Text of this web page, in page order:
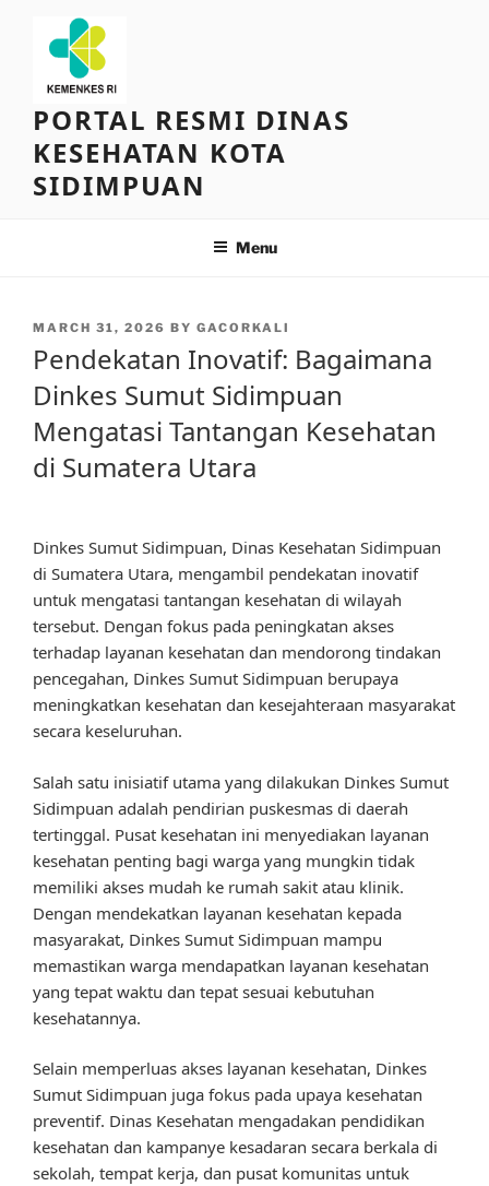
content
PORTAL RESMI DINAS
KESEHATAN KOTA
SIDIMPUAN
Menu
POSTED
MARCH 31, 2026 BY GACORKALI
Pendekatan Inovatif: Bagaimana
Dinkes Sumut Sidimpuan
Mengatasi Tantangan Kesehatan
di Sumatera Utara
Dinkes Sumut Sidimpuan, Dinas Kesehatan Sidimpuan
di Sumatera Utara, mengambil pendekatan inovatif
untuk mengatasi tantangan kesehatan di wilayah
tersebut. Dengan fokus pada peningkatan akses
terhadap layanan kesehatan dan mendorong tindakan
pencegahan, Dinkes Sumut Sidimpuan berupaya
meningkatkan kesehatan dan kesejahteraan masyarakat
secara keseluruhan.
Salah satu inisiatif utama yang dilakukan Dinkes Sumut
Sidimpuan adalah pendirian puskesmas di daerah
tertinggal. Pusat kesehatan ini menyediakan layanan
kesehatan penting bagi warga yang mungkin tidak
memiliki akses mudah ke rumah sakit atau klinik.
Dengan mendekatkan layanan kesehatan kepada
masyarakat, Dinkes Sumut Sidimpuan mampu
memastikan warga mendapatkan layanan kesehatan
yang tepat waktu dan tepat sesuai kebutuhan
kesehatannya.
Selain memperluas akses layanan kesehatan, Dinkes
Sumut Sidimpuan juga fokus pada upaya kesehatan
preventif. Dinas Kesehatan mengadakan pendidikan
kesehatan dan kampanye kesadaran secara berkala di
sekolah, tempat kerja, dan pusat komunitas untuk